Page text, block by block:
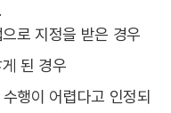
로 지정을 받은 경우
된 경우
행이 어렵다고 인정되